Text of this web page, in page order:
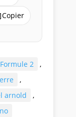
Copier
Formule 2
,
,
arnold
,